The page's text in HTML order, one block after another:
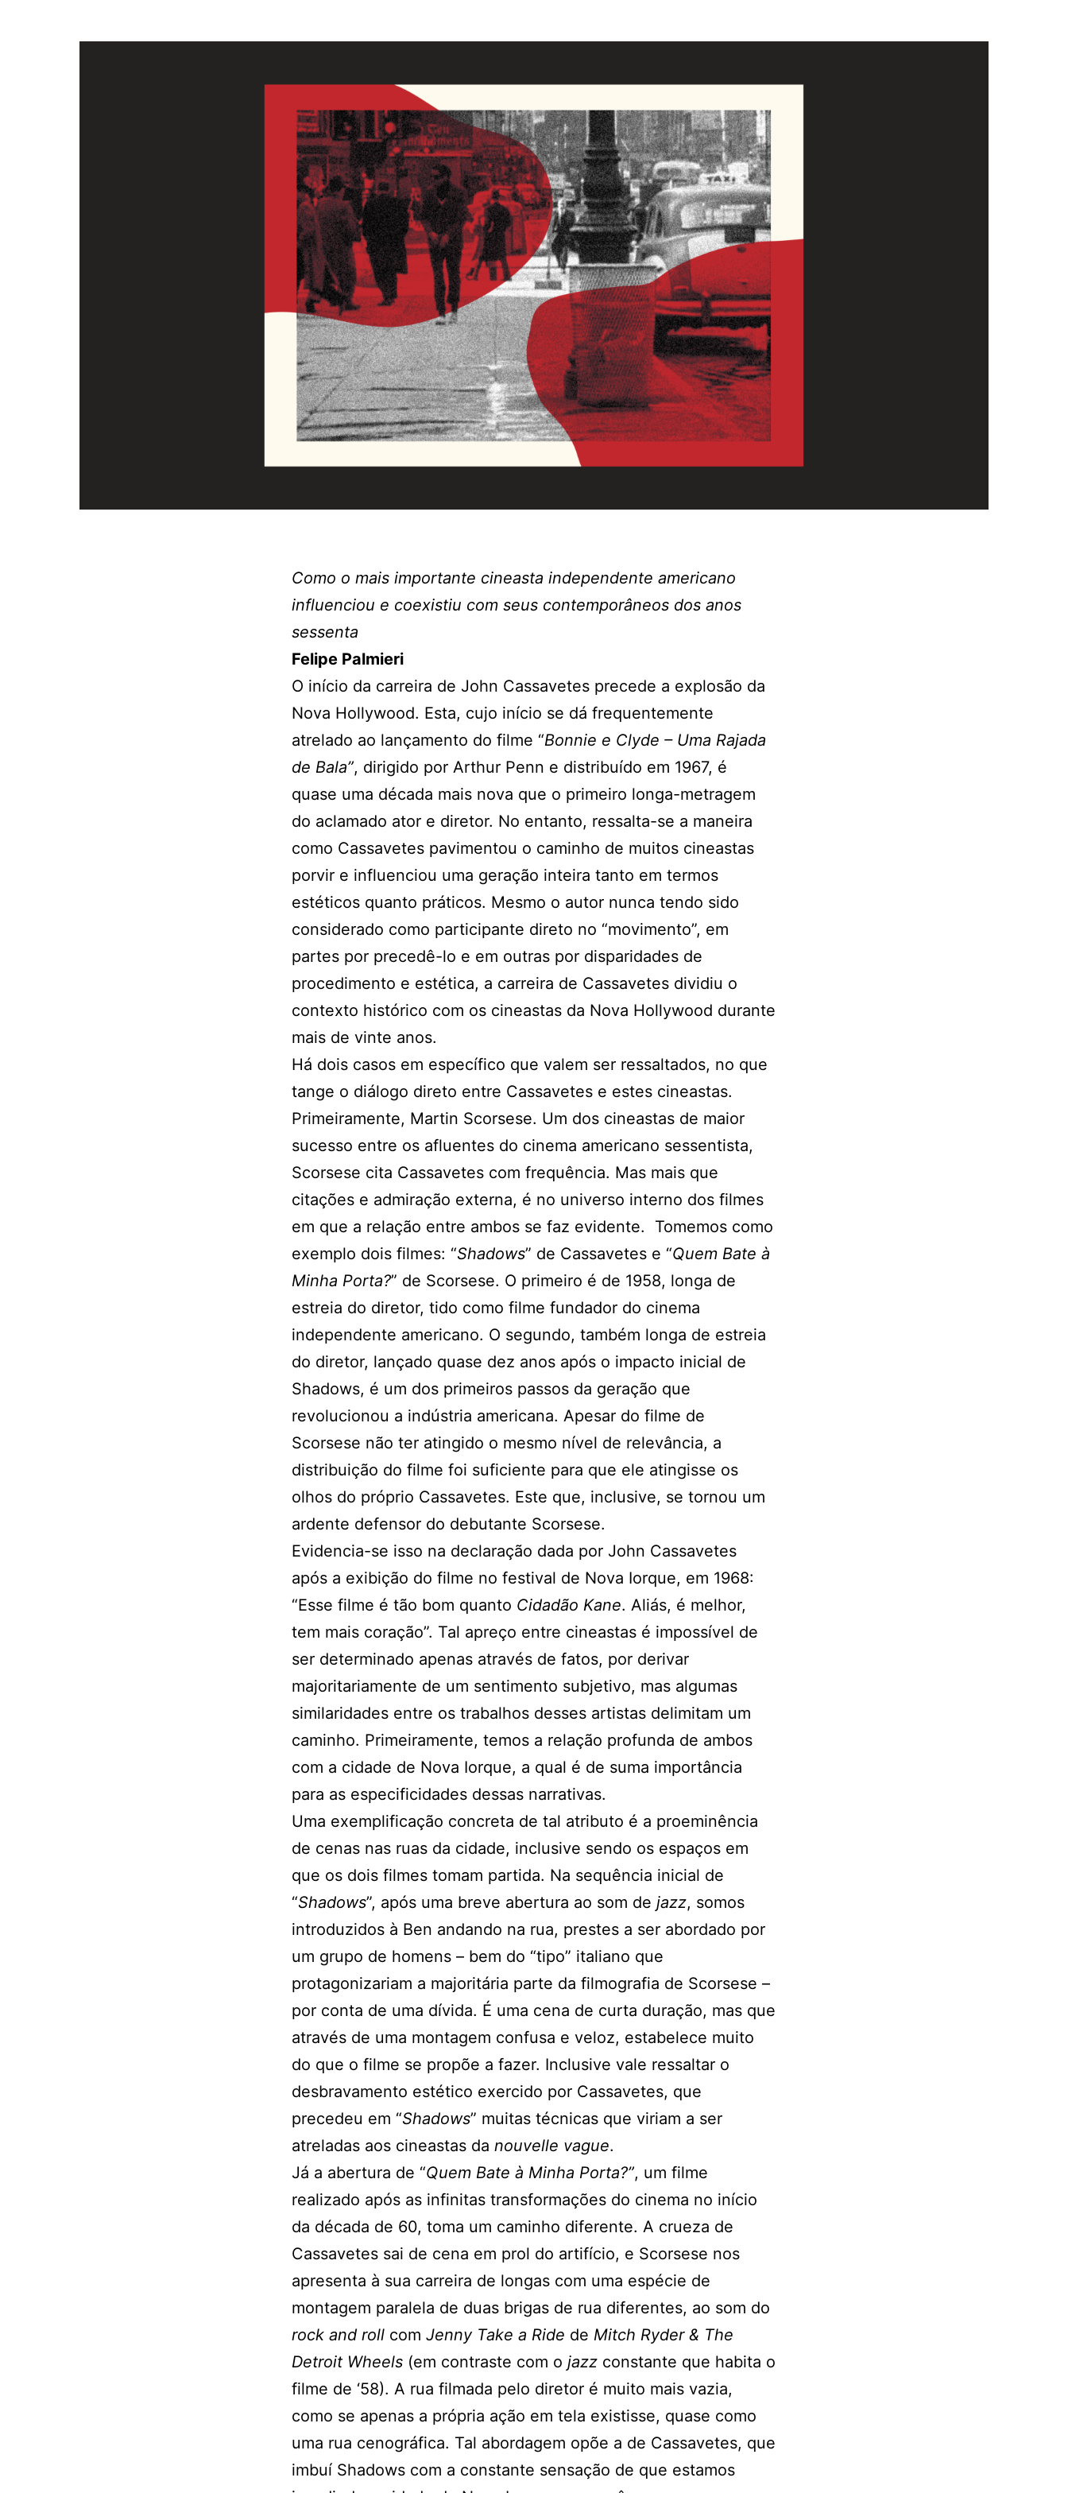
Como o mais importante cineasta independente americano
influenciou e coexistiu com seus contemporâneos dos anos
sessenta
Felipe Palmieri
O início da carreira de John Cassavetes precede a explosão da
Nova Hollywood. Esta, cujo início se dá frequentemente
atrelado ao lançamento do filme “Bonnie e Clyde – Uma Rajada
de Bala”, dirigido por Arthur Penn e distribuído em 1967, é
quase uma década mais nova que o primeiro longa-metragem
do aclamado ator e diretor. No entanto, ressalta-se a maneira
como Cassavetes pavimentou o caminho de muitos cineastas
porvir e influenciou uma geração inteira tanto em termos
estéticos quanto práticos. Mesmo o autor nunca tendo sido
considerado como participante direto no “movimento”, em
partes por precedê-lo e em outras por disparidades de
procedimento e estética, a carreira de Cassavetes dividiu o
contexto histórico com os cineastas da Nova Hollywood durante
mais de vinte anos.
Há dois casos em específico que valem ser ressaltados, no que
tange o diálogo direto entre Cassavetes e estes cineastas.
Primeiramente, Martin Scorsese. Um dos cineastas de maior
sucesso entre os afluentes do cinema americano sessentista,
Scorsese cita Cassavetes com frequência. Mas mais que
citações e admiração externa, é no universo interno dos filmes
em que a relação entre ambos se faz evidente. Tomemos como
exemplo dois filmes: “Shadows” de Cassavetes e “Quem Bate à
Minha Porta?” de Scorsese. O primeiro é de 1958, longa de
estreia do diretor, tido como filme fundador do cinema
independente americano. O segundo, também longa de estreia
do diretor, lançado quase dez anos após o impacto inicial de
Shadows, é um dos primeiros passos da geração que
revolucionou a indústria americana. Apesar do filme de
Scorsese não ter atingido o mesmo nível de relevância, a
distribuição do filme foi suficiente para que ele atingisse os
olhos do próprio Cassavetes. Este que, inclusive, se tornou um
ardente defensor do debutante Scorsese.
Evidencia-se isso na declaração dada por John Cassavetes
após a exibição do filme no festival de Nova Iorque, em 1968:
“Esse filme é tão bom quanto Cidadão Kane. Aliás, é melhor,
tem mais coração”. Tal apreço entre cineastas é impossível de
ser determinado apenas através de fatos, por derivar
majoritariamente de um sentimento subjetivo, mas algumas
similaridades entre os trabalhos desses artistas delimitam um
caminho. Primeiramente, temos a relação profunda de ambos
com a cidade de Nova Iorque, a qual é de suma importância
para as especificidades dessas narrativas.
Uma exemplificação concreta de tal atributo é a proeminência
de cenas nas ruas da cidade, inclusive sendo os espaços em
que os dois filmes tomam partida. Na sequência inicial de
“Shadows”, após uma breve abertura ao som de jazz, somos
introduzidos à Ben andando na rua, prestes a ser abordado por
um grupo de homens – bem do “tipo” italiano que
protagonizariam a majoritária parte da filmografia de Scorsese –
por conta de uma dívida. É uma cena de curta duração, mas que
através de uma montagem confusa e veloz, estabelece muito
do que o filme se propõe a fazer. Inclusive vale ressaltar o
desbravamento estético exercido por Cassavetes, que
precedeu em “Shadows” muitas técnicas que viriam a ser
atreladas aos cineastas da nouvelle vague.
Já a abertura de “Quem Bate à Minha Porta?”, um filme
realizado após as infinitas transformações do cinema no início
da década de 60, toma um caminho diferente. A crueza de
Cassavetes sai de cena em prol do artifício, e Scorsese nos
apresenta à sua carreira de longas com uma espécie de
montagem paralela de duas brigas de rua diferentes, ao som do
rock and roll com Jenny Take a Ride de Mitch Ryder & The
Detroit Wheels (em contraste com o jazz constante que habita o
filme de ‘58). A rua filmada pelo diretor é muito mais vazia,
como se apenas a própria ação em tela existisse, quase como
uma rua cenográfica. Tal abordagem opõe a de Cassavetes, que
imbuí Shadows com a constante sensação de que estamos